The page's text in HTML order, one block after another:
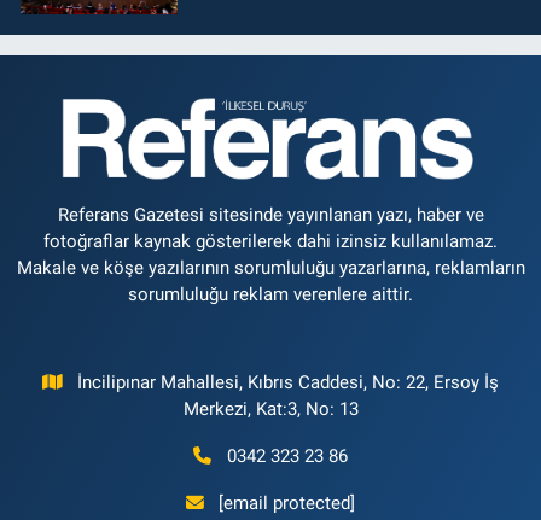
Referans Gazetesi sitesinde yayınlanan yazı, haber ve
fotoğraflar kaynak gösterilerek dahi izinsiz kullanılamaz.
Makale ve köşe yazılarının sorumluluğu yazarlarına, reklamların
sorumluluğu reklam verenlere aittir.
İncilipınar Mahallesi, Kıbrıs Caddesi, No: 22, Ersoy İş
Merkezi, Kat:3, No: 13
0342 323 23 86
[email protected]